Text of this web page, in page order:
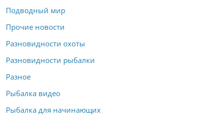
Подводный мир
Прочие новости
Разновидности охоты
Разновидности рыбалки
Разное
Рыбалка видео
Рыбалка для начинающих